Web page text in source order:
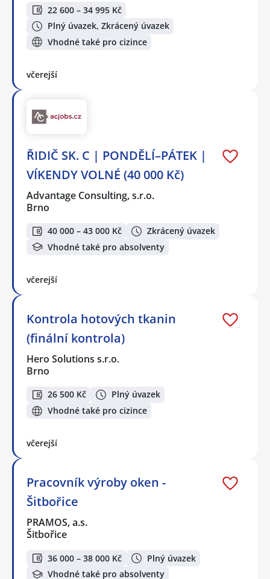
22 600 – 34 995 Kč
Plný úvazek, Zkrácený úvazek
Vhodné také pro cizince
včerejší
ŘIDIČ SK. C | PONDĚLÍ–PÁTEK |
VÍKENDY VOLNÉ (40 000 Kč)
Advantage Consulting, s.r.o.
Brno
40 000 – 43 000 Kč
Zkrácený úvazek
Vhodné také pro absolventy
včerejší
Kontrola hotových tkanin
(finální kontrola)
Hero Solutions s.r.o.
Brno
26 500 Kč
Plný úvazek
Vhodné také pro cizince
včerejší
Pracovník výroby oken -
Šitbořice
PRAMOS, a.s.
Šitbořice
36 000 – 38 000 Kč
Plný úvazek
Vhodné také pro absolventy